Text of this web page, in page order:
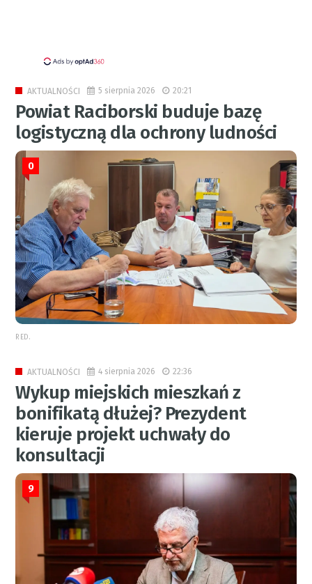
AKTUALNOŚCI 5 sierpnia 2026 20:21
Powiat Raciborski buduje bazę
logistyczną dla ochrony ludności
0
RED.
AKTUALNOŚCI 4 sierpnia 2026 22:36
Wykup miejskich mieszkań z
bonifikatą dłużej? Prezydent
kieruje projekt uchwały do
konsultacji
9